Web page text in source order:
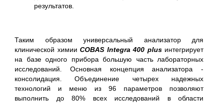
результатов.
Таким образом универсальный анализатор для
клинической химии COBAS Integra 400 plusинтегрирует
на базе одного прибора большую часть лабораторных
исследований. Основная концепция анализатора -
консолидация. Объединение четырех надежных
технологий и меню из 96 параметров позволяют
выполнить до 80% всех исследований в области